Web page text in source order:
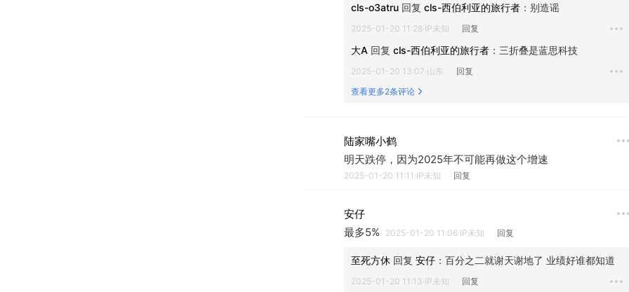
cls-o3atru 回复 cls-西伯利亚的旅行者 ： 别造谣
2025-01-20 11:28·IP未知 回复
大A 回复 cls-西伯利亚的旅行者 ： 三折叠是蓝思科技
2025-01-20 13:07·山东
回复
查看更多2条评论
陆家嘴小鹤
明天跌停，因为2025年不可能再做这个增速
2025-01-20 11:11·IP未知 回复
安仔
最多5%
2025-01-20 11:06·IP未知 回复
至死方休 回复 安仔 ： 百分之二就谢天谢地了 业绩好谁都知道
2025-01-20 11:13·IP未知 回复